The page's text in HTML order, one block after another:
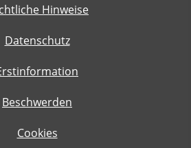
Hinweise
Datenschutz
Beschwerden
Cookies